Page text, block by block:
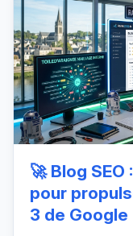
🚀 Blog
pour
3 de Google